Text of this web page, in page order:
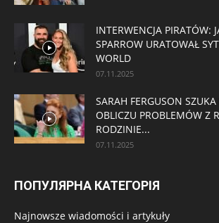
INTERWENCJA PIRATÓW:
SPARROW URATOWAŁ
WORLD
07.11.2025
SARAH FERGUSON
OBLICZU PROBLEMÓW Z
RODZINIE...
07.11.2025
ПОПУЛЯРНА КАТЕГОРІЯ
Najnowsze wiadomości i artykuły